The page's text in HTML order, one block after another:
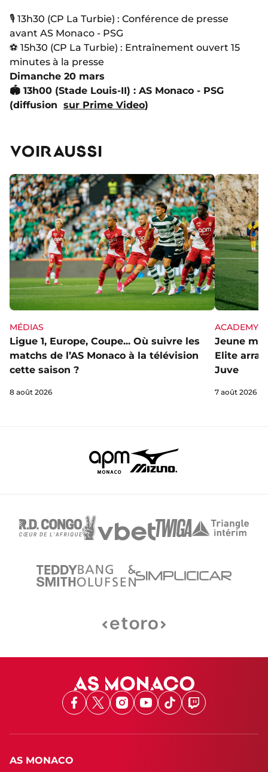
🎙 13h30 (CP La Turbie) : Conférence de presse
avant AS Monaco - PSG
⚽ 15h30 (CP La Turbie) : Entraînement ouvert 15
minutes à la presse
Dimanche 20 mars
🏟 13h00 (Stade Louis-II) : AS Monaco - PSG
(diffusion sur Prime Video)
VOIR AUSSI
MÉDIAS
Ligue 1, Europe, Coupe... Où suivre les
matchs de l’AS Monaco à la télévision
cette saison ?
8 août 2026
ACADEMY
Jeune
Elite
Juve
7 août 2026
Facebook
X Instagram
Youtube
TikTokTwitch
AS MONACO